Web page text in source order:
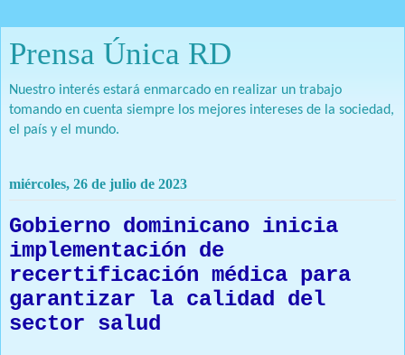
Prensa Única RD
Nuestro interés estará enmarcado en realizar un trabajo
tomando en cuenta siempre los mejores intereses de la sociedad,
el país y el mundo.
miércoles, 26 de julio de 2023
Gobierno dominicano inicia
implementación de
recertificación médica para
garantizar la calidad del
sector salud